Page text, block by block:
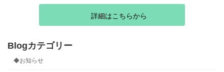
詳細はこちらから
Blogカテゴリー
◆お知らせ